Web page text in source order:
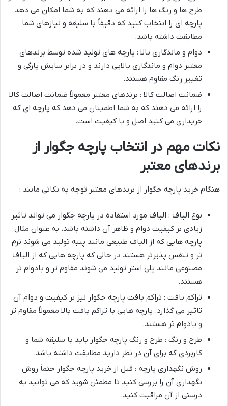
طرح ها و رنگ ها را ارائه می دهند که به شما امکان می دهد
پارچه ای را انتخاب کنید که دقیقاً با سلیقه و نیازهای شما
مطابقت داشته باشد.
دوام و ماندگاری بالا : پارچه های تولید شده توسط برندهای
معتبر دوام و ماندگاری بالایی دارند و در برابر سایش پارگی و
تغییر رنگ مقاوم هستند.
ضمانت اصالت کالا : برندهای معتبر معمولاً ضمانت اصالت کالا
را ارائه می دهند که به شما اطمینان می دهد که پارچه ای که
خریداری می کنید اصل و با کیفیت است.
نکات مهم در انتخاب پارچه جگوار از
برندهای معتبر
هنگام خرید پارچه جگوار از برندهای معتبر توجه به نکاتی مانند :
نوع الیاف : الیاف مورد استفاده در پارچه جگوار می تواند تاثیر
زیادی بر کیفیت دوام و ظاهر آن داشته باشد. به عنوان مثال
پارچه هایی که از الیاف طبیعی مانند پنبه تولید می شوند نرم
تر و تنفس پذیرتر هستند در حالی که پارچه هایی که از الیاف
مصنوعی مانند پلی استر تولید می شوند مقاوم تر و بادوام تر
هستند.
تراکم بافت : تراکم بافت پارچه جگوار نیز بر کیفیت و دوام آن
تاثیر می گذارد. پارچه هایی با تراکم بافت بالا معمولاً مقاوم تر
و بادوام تر هستند.
طرح و رنگ : طرح و رنگ پارچه جگوار باید با سلیقه شما و
کاربردی که برای آن در نظر دارید مطابقت داشته باشد.
روش نگهداری پارچه : قبل از خرید پارچه جگوار حتماً روش
نگهداری آن را بررسی کنید تا مطمئن شوید که می توانید به
درستی از آن مراقبت کنید.